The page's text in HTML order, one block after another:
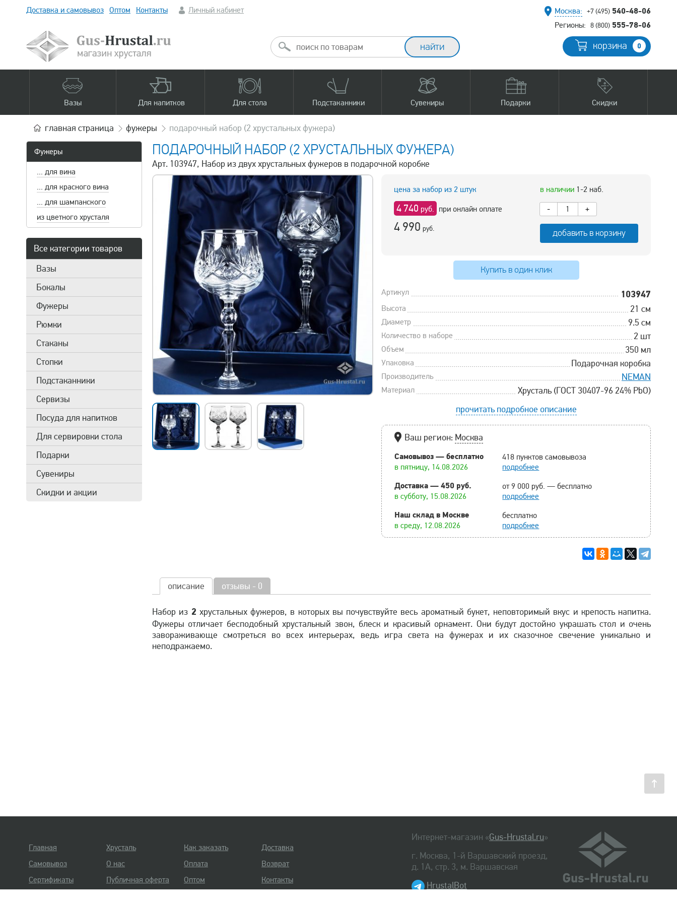
Доставка и самовывоз Оптом Контакты Личный кабинет Москва: +7 (495) 540-48-06
Регионы: 8 (800) 555-78-06
корзина 0
Вазы Для напитков Для стола Подстаканники Сувениры Подарки Скидки
главная страница фужеры подарочный набор (2 хрустальных фужера)
Фужеры
... для вина
... для красного вина
... для шампанского
из цветного хрусталя
Все категории товаров
Вазы
Бокалы
Фужеры
Рюмки
Стаканы
Стопки
Подстаканники
Сервизы
Посуда для напитков
Для сервировки стола
Подарки
Сувениры
Скидки и акции
ПОДАРОЧНЫЙ НАБОР (2 ХРУСТАЛЬНЫХ ФУЖЕРА)
Арт. 103947, Набор из двух хрустальных фужеров в подарочной коробке
цена за набор из 2 штук
4 740 руб. при онлайн оплате
4 990 руб.
в наличии1-2 наб.
-
+
добавить в корзину
Купить в один клик
Артикул 103947
Высота 21 см
Диаметр 9.5 см
Количество в наборе 2 шт
Объем 350 мл
Упаковка Подарочная коробка
Производитель NEMAN
Материал
Хрусталь (ГОСТ 30407-96 24% PbO)
прочитать подробное описание
Ваш регион: Москва
Самовывоз — бесплатно
в пятницу, 14.08.2026
418 пунктов самовывоза
подробнее
Доставка — 450 руб.
в субботу, 15.08.2026
от 9 000 руб. — бесплатно
подробнее
Наш склад в Москве
в среду, 12.08.2026
бесплатно
подробнее
описание отзывы - 0
Набор из 2 хрустальных фужеров, в которых вы почувствуйте весь ароматный букет, неповторимый вкус и крепость напитка.
Фужеры отличает бесподобный хрустальный звон, блеск и красивый орнамент. Они будут достойно украшать стол и очень
завораживающе смотреться во всех интерьерах, ведь игра света на фужерах и их сказочное свечение уникально и
неподражаемо.
Интернет-магазин «Gus-Hrustal.ru»
г. Москва, 1-й Варшавский проезд,
д. 1А, стр. 3, м. Варшавская
HrustalBot
Главная Хрусталь Как заказать
Доставка
Самовывоз
О нас Оплата
Возврат
Сертификаты
Публичная оферта Оптом Контакты